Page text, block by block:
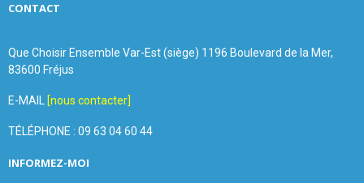
CONTACT
Que Choisir Ensemble Var-Est (siège) 1196 Boulevard de la Mer,
83600 Fréjus
E-MAIL [nous contacter]
TÉLÉPHONE : 09 63 04 60 44
INFORMEZ-MOI